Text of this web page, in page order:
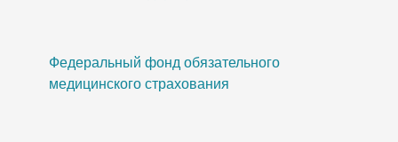
Федеральный фонд обязательного
медицинского страхования